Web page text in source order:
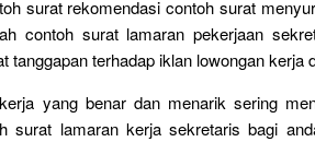
surat rekomendasi contoh surat
contoh surat lamaran pekerjaan
tanggapan terhadap iklan lowongan kerja
yang benar dan menarik sering
surat lamaran kerja sekretaris bagi